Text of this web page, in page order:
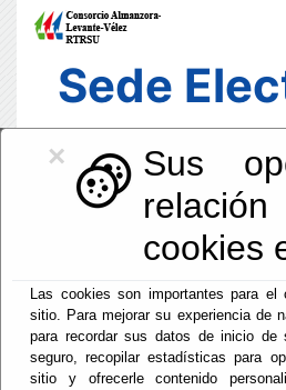
×
Sus
cookies
Las cookies son importantes para el
sitio. Para mejorar su experiencia de
para recordar sus datos de inicio de
seguro, recopilar estadísticas para
sitio y ofrecerle contenido
Sede